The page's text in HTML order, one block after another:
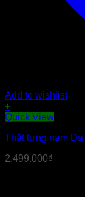
Add to wishlist
+
Quick View
Thắt lưng nam
2.499.000₫